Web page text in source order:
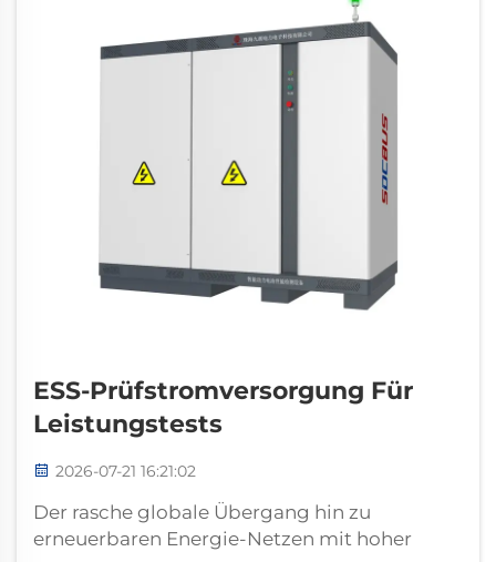
ESS-Prüfstromversorgung Für
Leistungstests
2026-07-21 16:21:02
Der rasche globale Übergang hin zu
erneuerbaren Energie-Netzen mit hoher